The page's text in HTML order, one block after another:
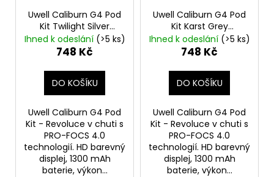
Uwell Caliburn G4 Pod
Kit Twilight Silver
Elektronická cigareta
Ihned k odeslání (>5 ks)
748 Kč
DO KOŠÍKU
Uwell Caliburn G4 Pod
Kit - Revoluce v chuti s
PRO-FOCS 4.0
technologií. HD barevný
displej, 1300 mAh
baterie, výkon...
Uwell Caliburn G4 Pod
Kit Karst Grey
Elektronická cigareta
Ihned k odeslání (>5 ks)
748 Kč
DO KOŠÍKU
Uwell Caliburn G4 Pod
Kit - Revoluce v chuti s
PRO-FOCS 4.0
technologií. HD barevný
displej, 1300 mAh
baterie, výkon...